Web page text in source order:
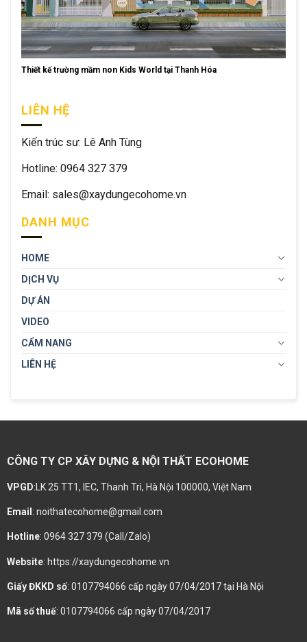
Thiết kế trường mầm non Kids World tại Thanh Hóa
LIÊN HỆ
Kiến trúc sư: Lê Anh Tùng
Hotline: 0964 327 379
Email: sales@xaydungecohome.vn
DANH MỤC
HOME
DỊCH VỤ
DỰ ÁN
VIDEO
CẨM NANG
LIÊN HỆ
CÔNG TY CP XÂY DỰNG & NỘI THẤT ECOHOME
VPGD:LK 25 TT1, IEC, Thanh Trì, Hà Nội 100000, Việt Nam
Email : noithatecohome@gmail.com
Hotline: 0964 327 379 (Call/Zalo)
Website: https://xaydungecohome.vn
Giấy ĐKKD số: 0107794066 cấp ngày 07/04/2017 tại Hà Nội
Mã số thuế: 0107794066 cấp ngày 07/04/2017